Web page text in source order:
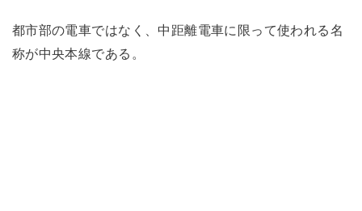
都市部の電車ではなく、中距離電車に限って使われる名
称が中央本線である。